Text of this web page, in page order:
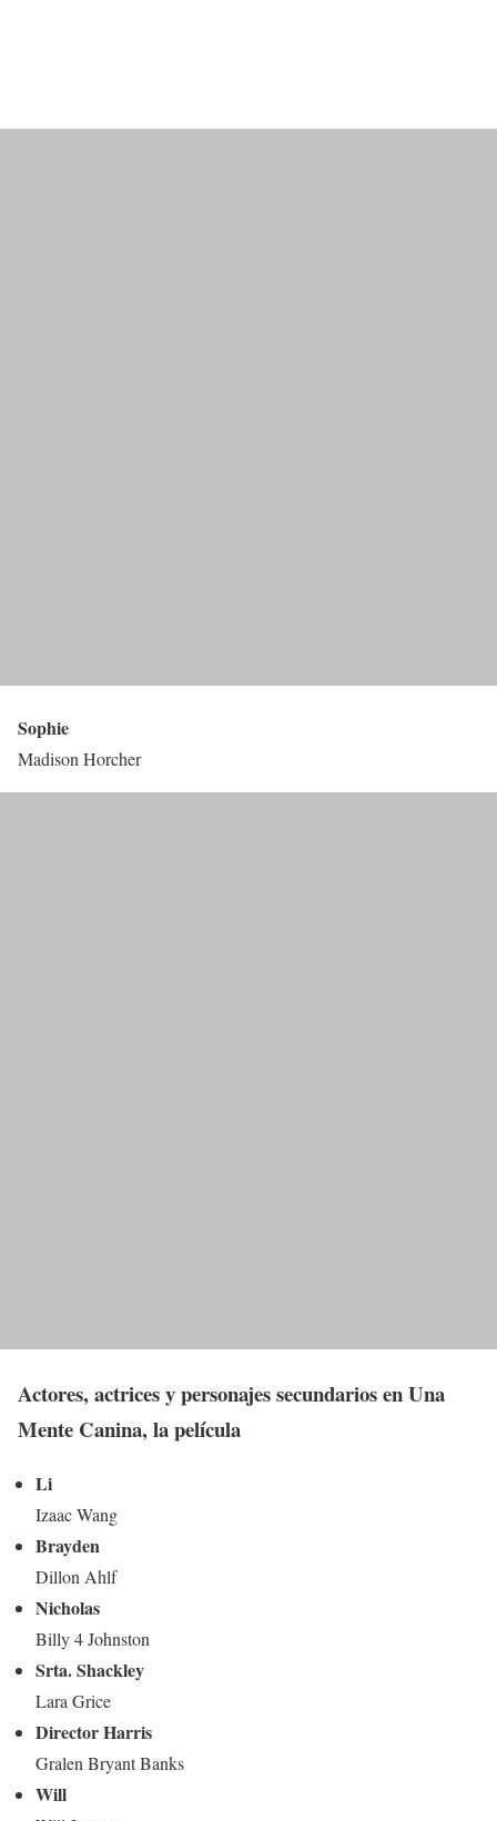
Sophie
Madison Horcher
Actores, actrices y personajes secundarios en Una
Mente Canina, la película
Li
Izaac Wang
Brayden
Dillon Ahlf
Nicholas
Billy 4 Johnston
Srta. Shackley
Lara Grice
Director Harris
Gralen Bryant Banks
Will